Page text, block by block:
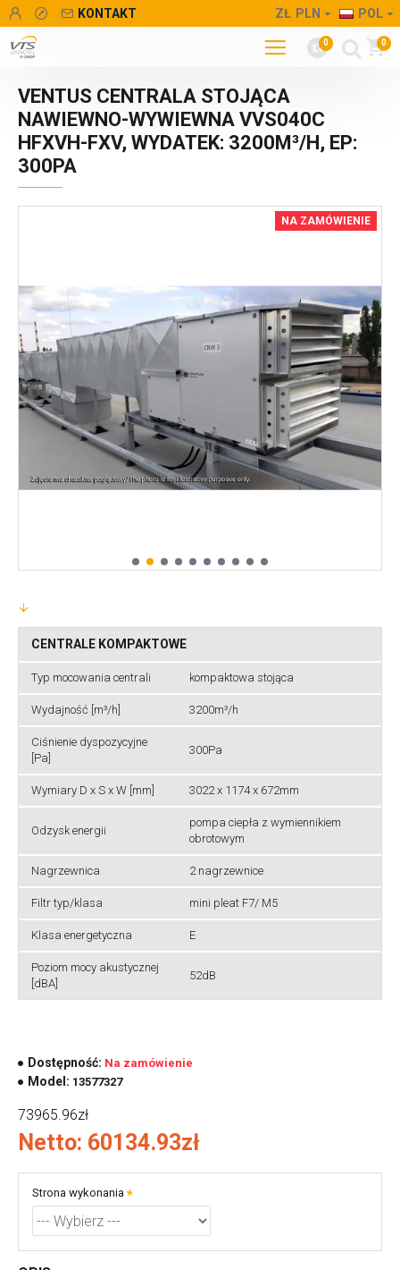
KONTAKT ZŁ PLN POL
0 0
VENTUS CENTRALA STOJĄCA
NAWIEWNO-WYWIEWNA VVS040C
HFXVH-FXV, WYDATEK: 3200M³/H, EP:
300PA
NA ZAMÓWIENIE
CENTRALE KOMPAKTOWE
Typ mocowania centrali kompaktowa stojąca
Wydajność [m³/h] 3200m³/h
Ciśnienie dyspozycyjne
[Pa]
300Pa
Wymiary D x S x W [mm] 3022 x 1174 x 672mm
Odzysk energii
pompa ciepła z wymiennikiem
obrotowym
Nagrzewnica 2 nagrzewnice
Filtr typ/klasa mini pleat F7/ M5
Klasa energetyczna E
Poziom mocy akustycznej
[dBA]
52dB
Dostępność: Na zamówienie
Model: 13577327
73965.96zł
Netto: 60134.93zł
Strona wykonania